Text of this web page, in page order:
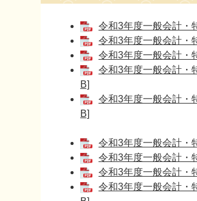
令和3年度一般会計・
令和3年度一般会計・
令和3年度一般会計・
令和3年度一般会計・
B]
令和3年度一般会計・
B]
令和3年度一般会計・
令和3年度一般会計・
令和3年度一般会計・
令和3年度一般会計・